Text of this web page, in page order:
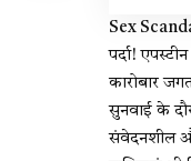
Sex
पर्दा!
कारोबार
सुनवाई के
संवेदनशील